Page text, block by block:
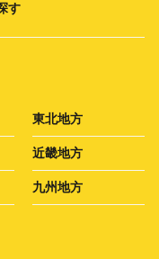
す
東北地方
近畿地方
九州地方